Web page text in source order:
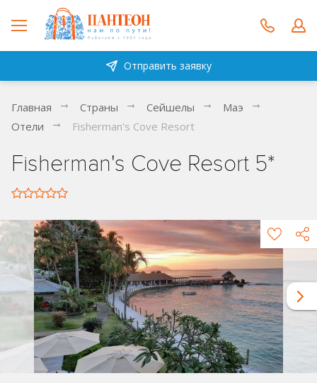
Отправить заявку
Главная Страны Сейшелы
Маэ
Отели
Fisherman's Cove Resort
Fisherman's Cove Resort 5*